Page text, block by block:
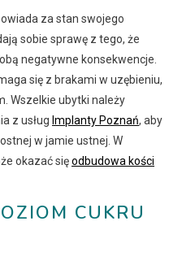
za stan swojego
sobie sprawę z tego, że
negatywne konsekwencje.
się z brakami w uzębieniu,
Wszelkie ubytki należy
z usług Implanty Poznań, aby
w jamie ustnej. W
okazać sięodbudowa kości
CUKRU